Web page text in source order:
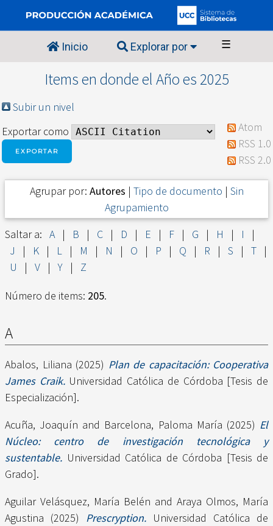
Inicio Explorar por ☰
Items en donde el Año es 2025
Subir un nivel
Exportar como
Atom
RSS 1.0
RSS 2.0
Agrupar por: Autores | Tipo de documento | Sin
Agrupamiento
Saltar a: A | B | C | D | E | F | G | H | I
|
J
| K | L | M | N | O | P | Q | R | S | T
|
U
| V | Y | Z
Número de items: 205.
A
Abalos, Liliana (2025) Plan de capacitación: Cooperativa
James Craik.Universidad Católica de Córdoba [Tesis de
Especialización].
Acuña, Joaquín and Barcelona, Paloma María (2025) El
Núcleo: centro de investigación tecnológica y
sustentable. Universidad Católica de Córdoba [Tesis de
Grado].
Aguilar Velásquez, María Belén and Araya Olmos, María
Agustina (2025) Prescryption. Universidad Católica de